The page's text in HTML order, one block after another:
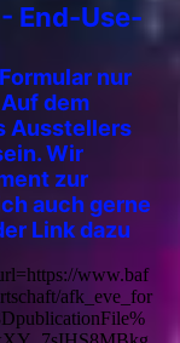
End-Use-
nur
dem
Ausstellers
Wir
zur
auch gerne
Link dazu
www.baf
afk_eve_for